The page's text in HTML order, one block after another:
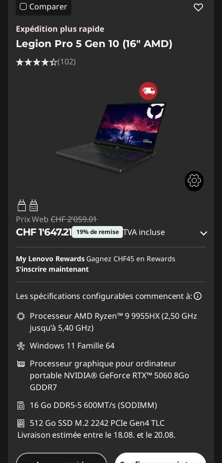
Comparer
Expédition plus rapide
Legion Pro 5 Gen 10 (16" AMD)
(102)
65W-100W
USB PD
Prix Web CHF 2'059.01
CHF 1'647.21 19% de remise TVA incluse
Bons de réduction en ligne :-CHF 411.80
Code de réduction :
My Lenovo Rewards Gagnez CHF45 en Rewards
S’inscrire maintenant
Les spécifications configurables commencent à:
Processeur AMD Ryzen™ 9 9955HX (2,50 GHz
jusqu’à 5,40 GHz)
Windows 11 Famille 64
Processeur graphique pour ordinateur
portable NVIDIA® GeForce RTX™ 5060 8Go
GDDR7
16 Go DDR5-5 600MT/s (SODIMM)
512 Go SSD M.2 2242 PCIe Gen4 TLC
Livraison estimée entre le 18.08. et le 20.08.